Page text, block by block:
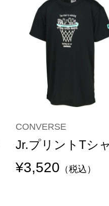
CONVERSE
Jr.プリントTシ
¥3,520 （税込）